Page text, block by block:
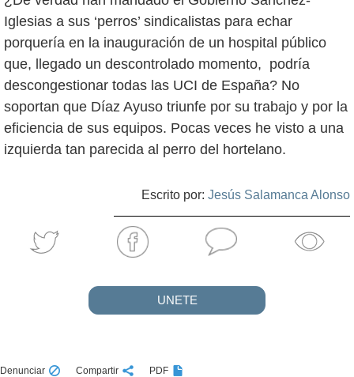
Iglesias a sus ‘perros’ sindicalistas para echar
porquería en la inauguración de un hospital público
que, llegado un descontrolado momento, podría
descongestionar todas las UCI de España? No
soportan que Díaz Ayuso triunfe por su trabajo y por la
eficiencia de sus equipos. Pocas veces he visto a una
izquierda tan parecida al perro del hortelano.
Escrito por: Jesús Salamanca Alonso
UNETE
Denunciar Compartir PDF